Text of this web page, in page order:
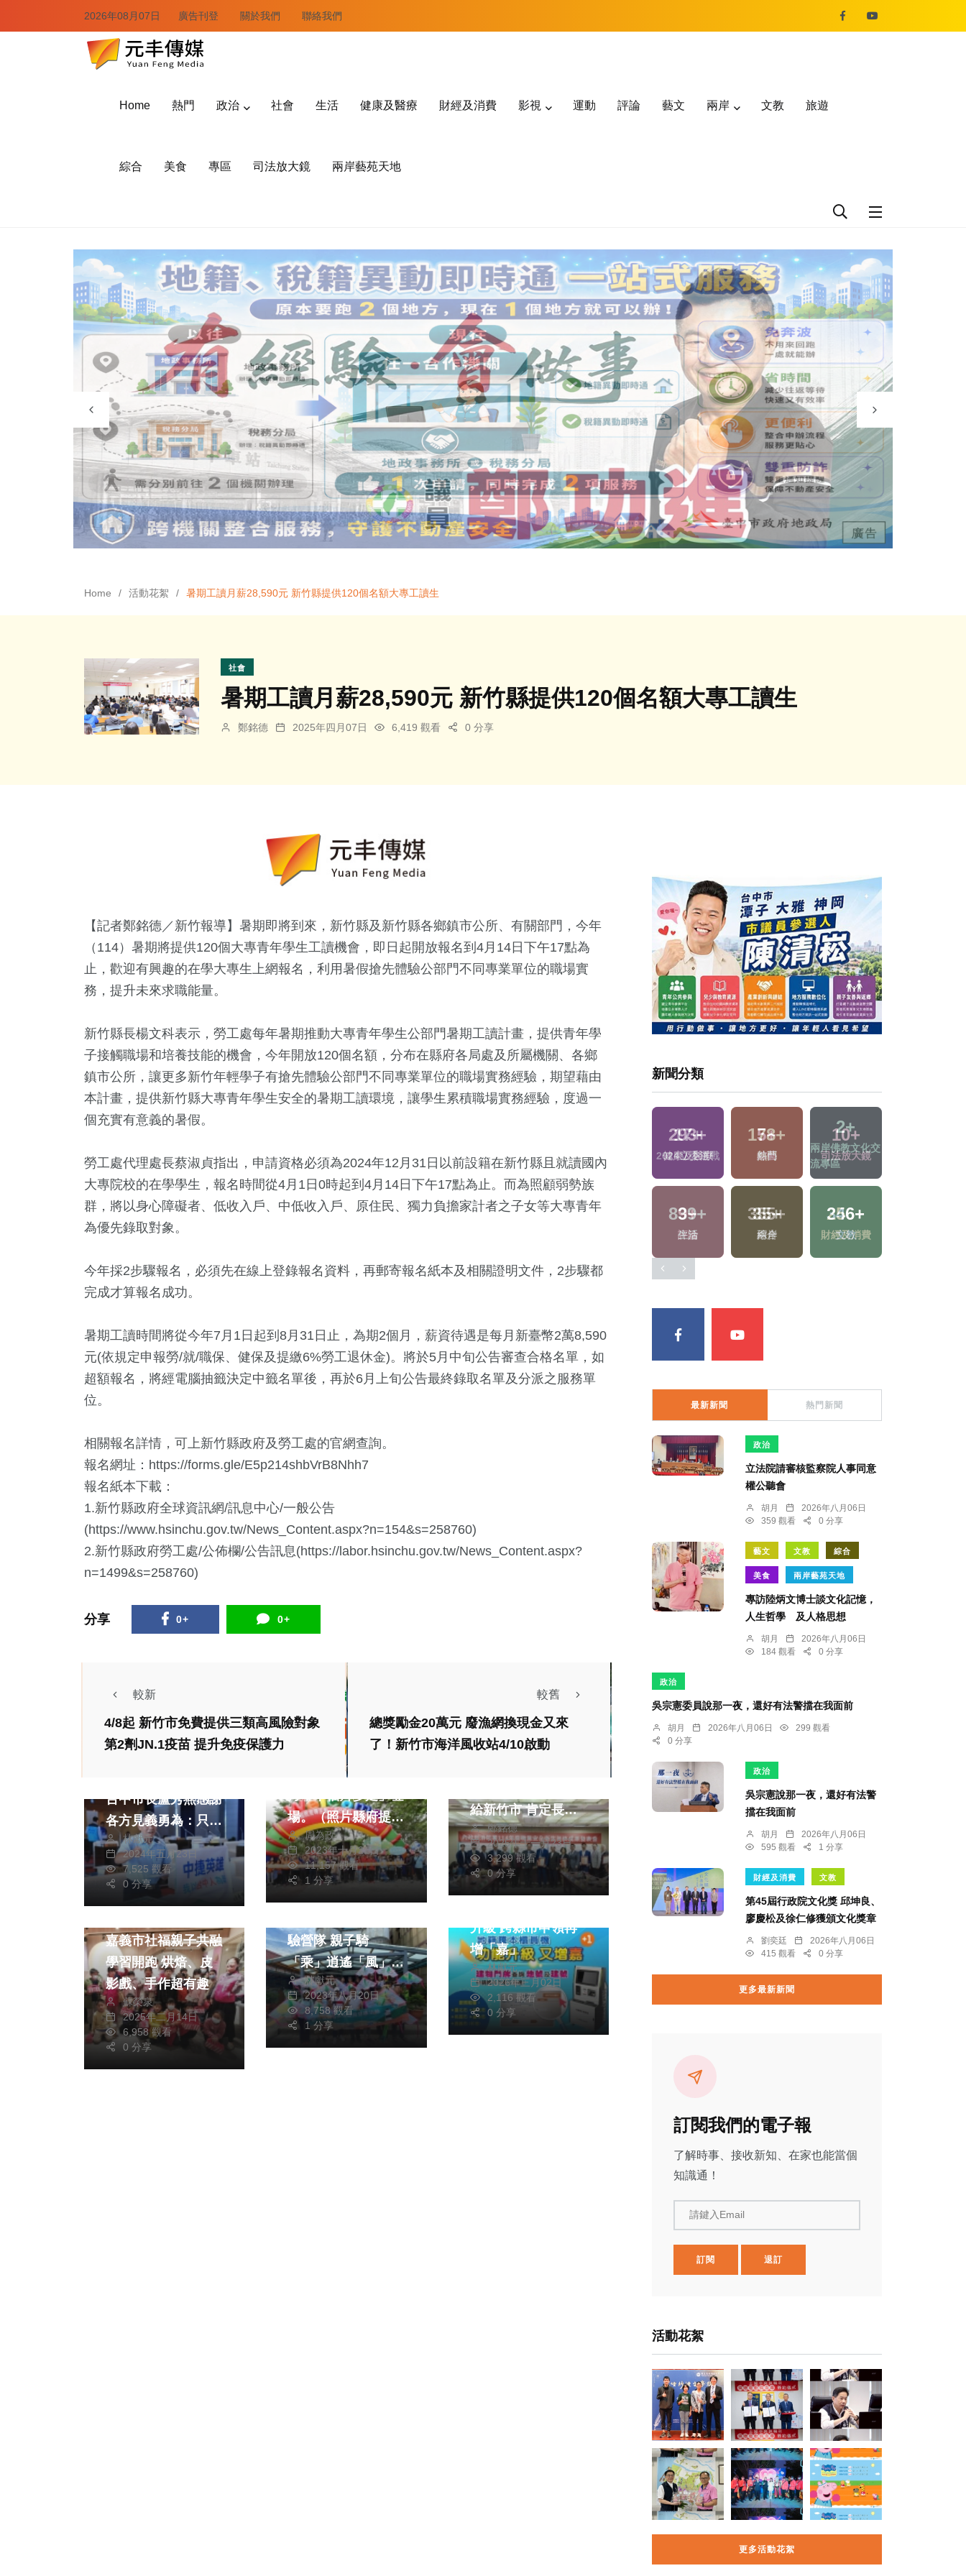
2026年08月07日 廣告刊登 關於我們 聯絡我們
Home 熱門 政治 社會 生活 健康及醫療 財經及消費 影視 運動 評論 藝文 兩岸 文教 旅遊
綜合 美食 專區 司法放大鏡 兩岸藝苑天地
Home 活動花絮 暑期工讀月薪28,590元 新竹縣提供120個名額大專工讀生
社會
暑期工讀月薪28,590元 新竹縣提供120個名額大專工讀生
鄭銘德 2025年四月07日 6,419 觀看 0 分享
【記者鄭銘德／新竹報導】暑期即將到來，新竹縣及新竹縣各鄉鎮市公所、有關部門，今年
（114）暑期將提供120個大專青年學生工讀機會，即日起開放報名到4月14日下午17點為
止，歡迎有興趣的在學大專生上網報名，利用暑假搶先體驗公部門不同專業單位的職場實
務，提升未來求職能量。
新竹縣長楊文科表示，勞工處每年暑期推動大專青年學生公部門暑期工讀計畫，提供青年學
子接觸職場和培養技能的機會，今年開放120個名額，分布在縣府各局處及所屬機關、各鄉
鎮市公所，讓更多新竹年輕學子有搶先體驗公部門不同專業單位的職場實務經驗，期望藉由
本計畫，提供新竹縣大專青年學生安全的暑期工讀環境，讓學生累積職場實務經驗，度過一
個充實有意義的暑假。
勞工處代理處長蔡淑貞指出，申請資格必須為2024年12月31日以前設籍在新竹縣且就讀國內
大專院校的在學學生，報名時間從4月1日0時起到4月14日下午17點為止。而為照顧弱勢族
群，將以身心障礙者、低收入戶、中低收入戶、原住民、獨力負擔家計者之子女等大專青年
為優先錄取對象。
今年採2步驟報名，必須先在線上登錄報名資料，再郵寄報名紙本及相關證明文件，2步驟都
完成才算報名成功。
暑期工讀時間將從今年7月1日起到8月31日止，為期2個月，薪資待遇是每月新臺幣2萬8,590
元(依規定申報勞/就/職保、健保及提繳6%勞工退休金)。將於5月中旬公告審查合格名單，如
超額報名，將經電腦抽籤決定中籤名單後，再於6月上旬公告最終錄取名單及分派之服務單
位。
相關報名詳情，可上新竹縣政府及勞工處的官網查詢。
報名網址：https://forms.gle/E5p214shbVrB8Nhh7
報名紙本下載：
1.新竹縣政府全球資訊網/訊息中心/一般公告
(https://www.hsinchu.gov.tw/News_Content.aspx?n=154&s=258760)
2.新竹縣政府勞工處/公佈欄/公告訊息(https://labor.hsinchu.gov.tw/News_Content.aspx?
n=1499&s=258760)
分享 0+ 0+
較新
4/8起 新竹市免費提供三類高風險對象
第2劑JN.1疫苗 提升免疫保護力
較舊
總獎勵金20萬元 廢漁網換現金又來
了！新竹市海洋風收站4/10啟動
政治 社會
台中市長盧秀燕感謝
各方見義勇為：只要
有協助都算
林獻元
2024年五月23日
7,525 觀看
0 分享
生活
健康及醫療 文教
綜合
「千人健行，美好稅
月，幸福齊步走」登
場。（照片縣府提
供）周為政
2023年十月21日
11,157 觀看
1 分享
社會 生活
給新竹市 肯定長期
深耕安全文化
鄭銘德
2025年十一月23日
3,299 觀看
0 分享
熱門 社會
嘉義市社福親子共融
學習開跑 烘焙、皮
影戲、手作超有趣
蘇榮泉
2025年二月14日
6,958 觀看
0 分享
生活 文教
驗營隊 親子騎
「乘」逍遙「風」箏
精靈Fun「浪」一夏
共遊青春山海線
林獻元
2023年八月20日
8,758 觀看
1 分享
政治
升級 跨縣市申領再
增「嘉」
林獻元
2026年三月02日
2,116 觀看
0 分享
新聞分類
+
2024總統大選
+
美食
0+
2023金鐘獎
兩岸藝苑天地 社會 健康及醫療 熱門 司法放大鏡
9+ 35+ 256
17+
2024立委選戰
5+
綜藝
2+
兩岸佛教文化交
流專區
839+
生活
355+
綜合
346+
文教
最新新聞 熱門新聞
政治
立法院請審核監察院人事同意
權公聽會
胡月
2026年八月06日
359 觀看
0 分享
藝文 文教 綜合
美食 兩岸藝苑天地
專訪陸炳文博士談文化記憶，
人生哲學 及人格思想
胡月
2026年八月06日
184 觀看
0 分享
政治
吳宗憲委員說那一夜，還好有法警擋在我面前
胡月 2026年八月06日
299 觀看
0 分享
政治
吳宗憲說那一夜，還好有法警
擋在我面前
胡月
2026年八月06日
595 觀看
1 分享
財經及消費 文教
第45屆行政院文化獎 邱坤良、
廖慶松及徐仁修獲頒文化獎章
劉奕廷
2026年八月06日
415 觀看
0 分享
更多最新新聞
訂閱我們的電子報
了解時事、接收新知、在家也能當個
知識通！
請鍵入Email
訂閱 退訂
活動花絮
更多活動花絮